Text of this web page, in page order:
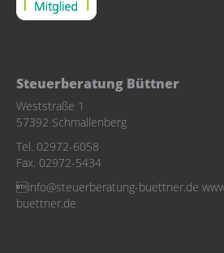
Steuerberatung Büttner
Weststraße 1
57392 Schmallenberg
Tel. 02972-6058
Fax. 02972-5434
info@steuerberatung-buettner.de
buettner.de